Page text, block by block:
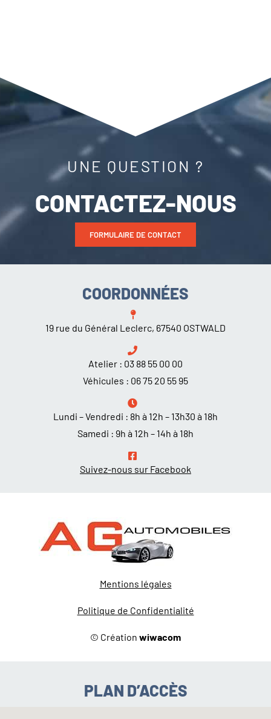
UNE QUESTION ?
CONTACTEZ-NOUS
FORMULAIRE DE CONTACT
COORDONNÉES
19 rue du Général Leclerc, 67540 OSTWALD
Atelier : 03 88 55 00 00
Véhicules : 06 75 20 55 95
Lundi – Vendredi : 8h à 12h – 13h30 à 18h
Samedi : 9h à 12h – 14h à 18h
Suivez-nous sur Facebook
Mentions légales
Politique de Confidentialité
© Création wiwacom
PLAN D’ACCÈS